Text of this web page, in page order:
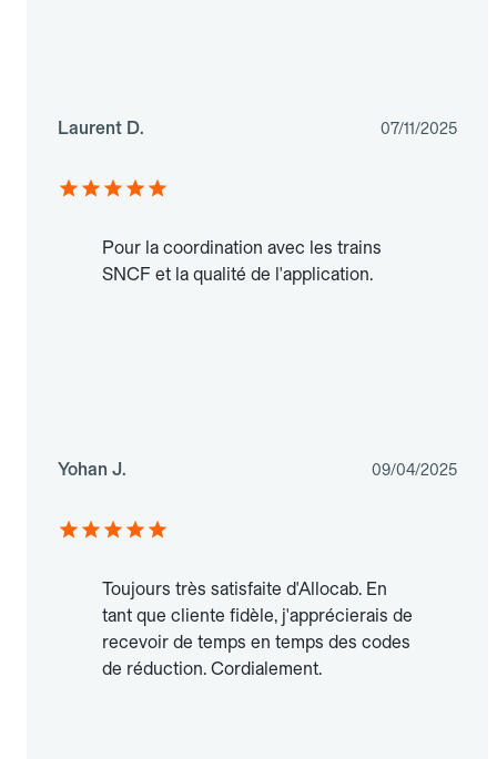
Laurent D. 07/11/2025
Pour la coordination avec les trains
SNCF et la qualité de l'application.
Yohan J. 09/04/2025
Toujours très satisfaite d'Allocab. En
tant que cliente fidèle, j'apprécierais de
recevoir de temps en temps des codes
de réduction. Cordialement.